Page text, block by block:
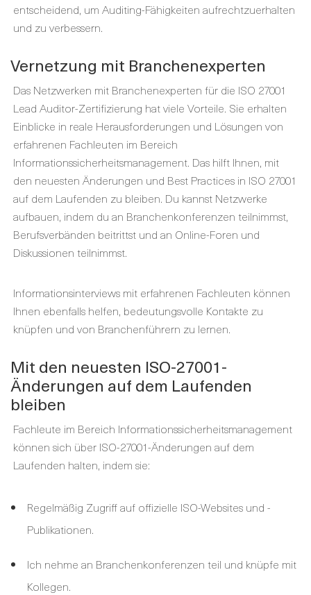
entscheidend, um Auditing-Fähigkeiten aufrechtzuerhalten
und zu verbessern.
Vernetzung mit Branchenexperten
Das Netzwerken mit Branchenexperten für die ISO 27001
Lead Auditor-Zertifizierung hat viele Vorteile. Sie erhalten
Einblicke in reale Herausforderungen und Lösungen von
erfahrenen Fachleuten im Bereich
Informationssicherheitsmanagement. Das hilft Ihnen, mit
den neuesten Änderungen und Best Practices in ISO 27001
auf dem Laufenden zu bleiben. Du kannst Netzwerke
aufbauen, indem du an Branchenkonferenzen teilnimmst,
Berufsverbänden beitrittst und an Online-Foren und
Diskussionen teilnimmst.
Informationsinterviews mit erfahrenen Fachleuten können
Ihnen ebenfalls helfen, bedeutungsvolle Kontakte zu
knüpfen und von Branchenführern zu lernen.
Mit den neuesten ISO-27001-
Änderungen auf dem Laufenden
bleiben
Fachleute im Bereich Informationssicherheitsmanagement
können sich über ISO-27001-Änderungen auf dem
Laufenden halten, indem sie:
Regelmäßig Zugriff auf offizielle ISO-Websites und -
Publikationen.
Ich nehme an Branchenkonferenzen teil und knüpfe mit
Kollegen.